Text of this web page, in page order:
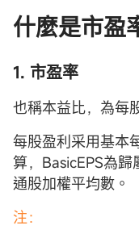
什麼是市盈
1. 市盈率
也稱本益比，為每
每股盈利采用基本
算，BasicEPS為
通股加權平均數。
注：